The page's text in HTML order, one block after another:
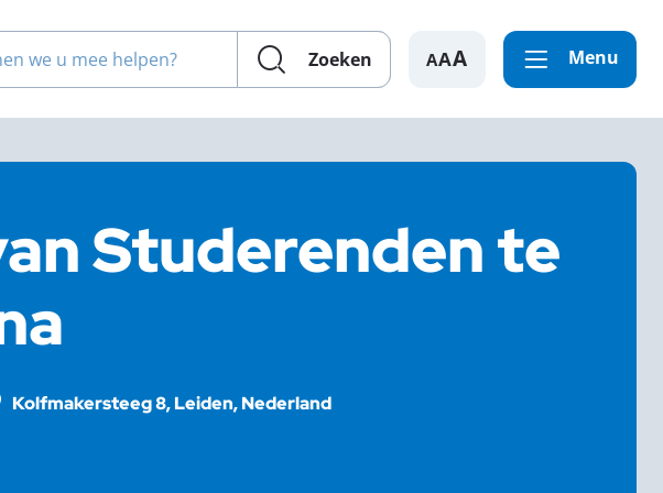
we u mee helpen?
Zoeken A Menu
Studerenden te
Kolfmakersteeg 8, Leiden, Nederland